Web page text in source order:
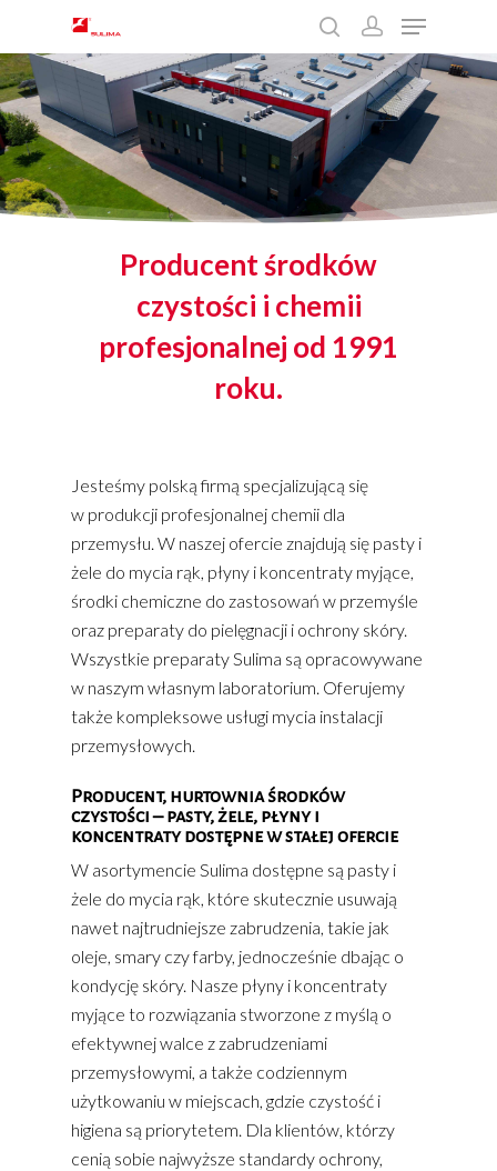
Wciśnij enter żeby wyszukać lub ESC żeby
zamknąć
Producent środków
czystości i chemii
profesjonalnej od 1991
roku.
Jesteśmy polską firmą specjalizującą się
w produkcji profesjonalnej chemii dla
przemysłu. W naszej ofercie znajdują się pasty i
żele do mycia rąk, płyny i koncentraty myjące,
środki chemiczne do zastosowań w przemyśle
oraz preparaty do pielęgnacji i ochrony skóry.
Wszystkie preparaty Sulima są opracowywane
w naszym własnym laboratorium. Oferujemy
także kompleksowe usługi mycia instalacji
przemysłowych.
Producent, hurtownia środków
czystości – pasty, żele, płyny i
koncentraty dostępne w stałej ofercie
W asortymencie Sulima dostępne są pasty i
żele do mycia rąk, które skutecznie usuwają
nawet najtrudniejsze zabrudzenia, takie jak
oleje, smary czy farby, jednocześnie dbając o
kondycję skóry. Nasze płyny i koncentraty
myjące to rozwiązania stworzone z myślą o
efektywnej walce z zabrudzeniami
przemysłowymi, a także codziennym
użytkowaniu w miejscach, gdzie czystość i
higiena są priorytetem. Dla klientów, którzy
cenią sobie najwyższe standardy ochrony,